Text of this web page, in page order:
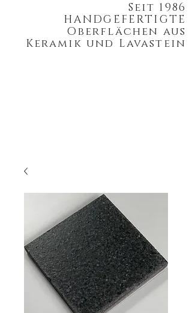
Seit 1986
HANDGEFERTIGTE
Oberflächen aus
Keramik und Lavastein